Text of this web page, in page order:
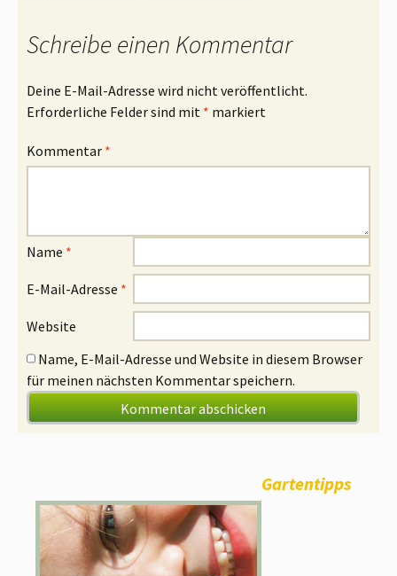
Schreibe einen Kommentar
Deine E-Mail-Adresse wird nicht veröffentlicht.
Erforderliche Felder sind mit * markiert
Kommentar *
Name *
E-Mail-Adresse *
Website
Name, E-Mail-Adresse und Website in diesem Browser
für meinen nächsten Kommentar speichern.
Gartentipps